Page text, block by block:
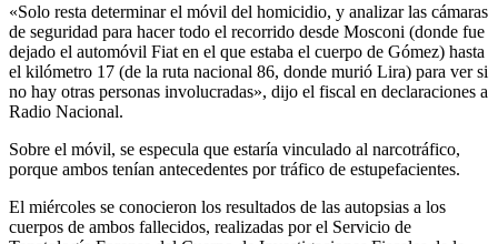
«Solo resta determinar el móvil del homicidio, y analizar las cámaras
de seguridad para hacer todo el recorrido desde Mosconi (donde fue
dejado el automóvil Fiat en el que estaba el cuerpo de Gómez) hasta
el kilómetro 17 (de la ruta nacional 86, donde murió Lira) para ver si
no hay otras personas involucradas», dijo el fiscal en declaraciones a
Radio Nacional.
Sobre el móvil, se especula que estaría vinculado al narcotráfico,
porque ambos tenían antecedentes por tráfico de estupefacientes.
El miércoles se conocieron los resultados de las autopsias a los
cuerpos de ambos fallecidos, realizadas por el Servicio de